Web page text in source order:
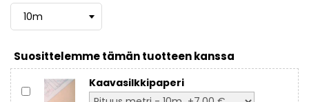
Suosittelemme tämän tuotteen kanssa
Kaavasilkkipaperi